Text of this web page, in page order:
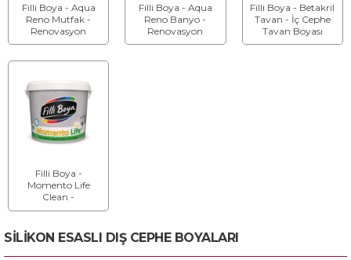
Filli Boya - Aqua
Reno Mutfak -
Renovasyon
Boyası
Filli Boya - Aqua
Reno Banyo -
Renovasyon
Boyası
Filli Boya - Betakril
Tavan - İç Cephe
Tavan Boyası
Filli Boya -
Momento Life
Clean -
Formaldehit
Tavan Boyası
SİLİKON ESASLI DIŞ CEPHE BOYALARI